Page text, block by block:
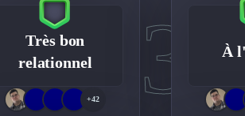
Très bon
relationnel
+42 3 À